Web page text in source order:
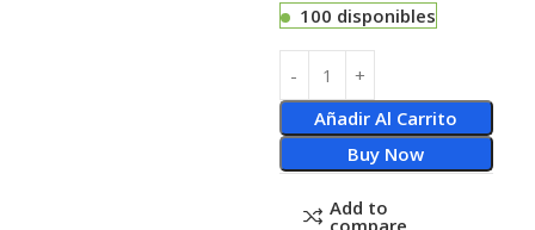
100 disponibles
Añadir Al Carrito
Buy Now
Add to
compare